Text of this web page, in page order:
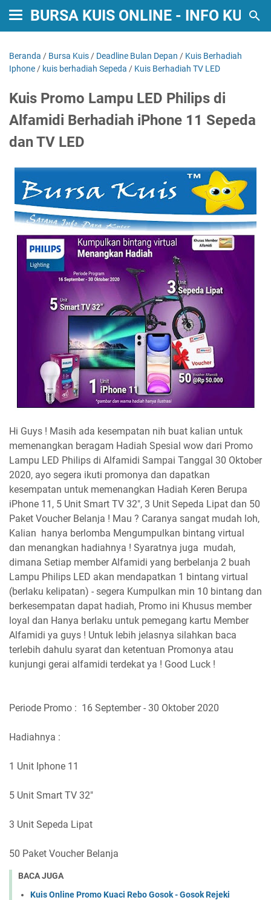
BURSA KUIS ONLINE - INFO KUIS
Beranda / Bursa Kuis / Deadline Bulan Depan / Kuis Berhadiah
Iphone / kuis berhadiah Sepeda / Kuis Berhadiah TV LED
Kuis Promo Lampu LED Philips di
Alfamidi Berhadiah iPhone 11 Sepeda
dan TV LED
Hi Guys ! Masih ada kesempatan nih buat kalian untuk
memenangkan beragam Hadiah Spesial wow dari Promo
Lampu LED Philips di Alfamidi Sampai Tanggal 30 Oktober
2020, ayo segera ikuti promonya dan dapatkan
kesempatan untuk memenangkan Hadiah Keren Berupa
iPhone 11, 5 Unit Smart TV 32", 3 Unit Sepeda Lipat dan 50
Paket Voucher Belanja ! Mau ? Caranya sangat mudah loh,
Kalian hanya berlomba Mengumpulkan bintang virtual
dan menangkan hadiahnya ! Syaratnya juga mudah,
dimana Setiap member Alfamidi yang berbelanja 2 buah
Lampu Philips LED akan mendapatkan 1 bintang virtual
(berlaku kelipatan) - segera Kumpulkan min 10 bintang dan
berkesempatan dapat hadiah, Promo ini Khusus member
loyal dan Hanya berlaku untuk pemegang kartu Member
Alfamidi ya guys ! Untuk lebih jelasnya silahkan baca
terlebih dahulu syarat dan ketentuan Promonya atau
kunjungi gerai alfamidi terdekat ya ! Good Luck !
Periode Promo : 16 September - 30 Oktober 2020
Hadiahnya :
1 Unit Iphone 11
5 Unit Smart TV 32"
3 Unit Sepeda Lipat
50 Paket Voucher Belanja
BACA JUGA
Kuis Online Promo Kuaci Rebo Gosok - Gosok Rejeki